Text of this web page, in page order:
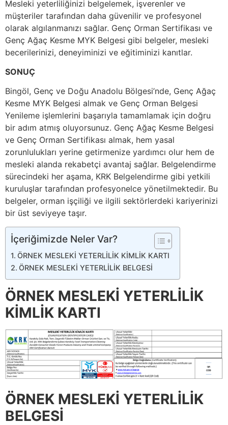
Mesleki yeterliliğinizi belgelemek, işverenler ve
müşteriler tarafından daha güvenilir ve profesyonel
olarak algılanmanızı sağlar. Genç Orman Sertifikası ve
Genç Ağaç Kesme MYK Belgesi gibi belgeler, mesleki
becerilerinizi, deneyiminizi ve eğitiminizi kanıtlar.
SONUÇ
Bingöl, Genç ve Doğu Anadolu Bölgesi’nde, Genç Ağaç
Kesme MYK Belgesi almak ve Genç Orman Belgesi
Yenileme işlemlerini başarıyla tamamlamak için doğru
bir adım atmış oluyorsunuz. Genç Ağaç Kesme Belgesi
ve Genç Orman Sertifikası almak, hem yasal
zorunlulukları yerine getirmenize yardımcı olur hem de
mesleki alanda rekabetçi avantaj sağlar. Belgelendirme
sürecindeki her aşama, KRK Belgelendirme gibi yetkili
kuruluşlar tarafından profesyonelce yönetilmektedir. Bu
belgeler, orman işçiliği ve ilgili sektörlerdeki kariyerinizi
bir üst seviyeye taşır.
İçeriğimizde Neler Var?
ÖRNEK MESLEKİ YETERLİLİK KİMLİK KARTI
ÖRNEK MESLEKİ YETERLİLİK BELGESİ
ÖRNEK MESLEKİ YETERLİLİK
KİMLİK KARTI
ÖRNEK MESLEKİ YETERLİLİK
BELGESİ